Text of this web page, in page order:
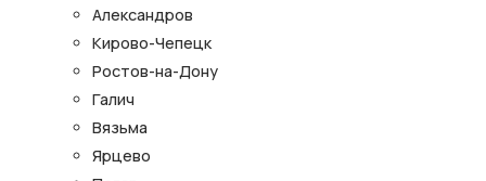
Александров
Кирово-Чепецк
Ростов-на-Дону
Галич
Вязьма
Ярцево